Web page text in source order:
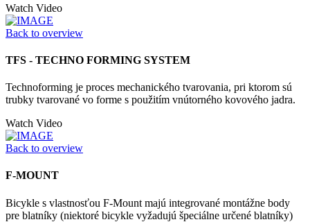
Watch Video
Back to overview
TFS - TECHNO FORMING SYSTEM
Technoforming je proces mechanického tvarovania, pri ktorom sú
trubky tvarované vo forme s použitím vnútorného kovového jadra.
Watch Video
Back to overview
F-MOUNT
Bicykle s vlastnosťou F-Mount majú integrované montážne body
pre blatníky (niektoré bicykle vyžadujú špeciálne určené blatníky)